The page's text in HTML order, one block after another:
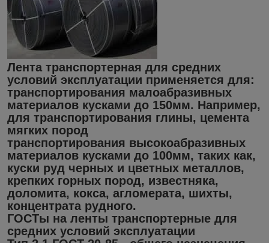
Лента транспортерная для средних
условий эксплуатации применяется для:
транспортирования малоабразивных
материалов кусками до 150мм. Например,
для транспортирования глины, цемента
мягких пород
транспортирования высокоабразивных
материалов кусками до 100мм, таких как,
куски руд черных и цветных металлов,
крепких горных пород, известняка,
доломита, кокса, агломерата, шихты,
концентрата рудного.
ГОСТы на ленты транспортерные для
средних условий эксплуатации